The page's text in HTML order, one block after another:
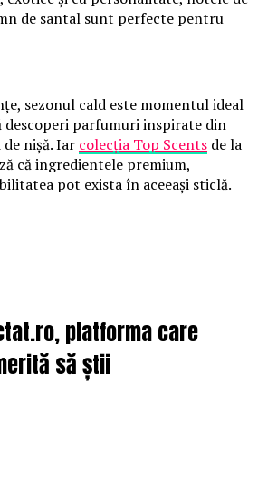
de santal sunt perfecte pentru
sezonul cald este momentul ideal
descoperi parfumuri inspirate din
nișă. Iar colecția Top Scents de la
că ingredientele premium,
pot exista în aceeași sticlă.
platforma care
să știi